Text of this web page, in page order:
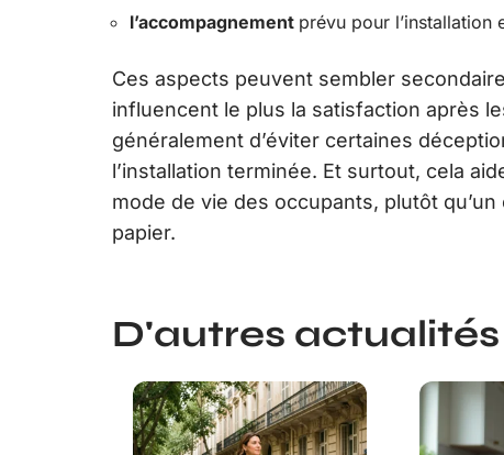
l’accompagnement prévu pour l’installation
Ces aspects peuvent sembler
influencent le plus la satisfaction après
généralement d’éviter certaines
l’installation terminée. Et surtout, cela
mode de vie des occupants, plutôt
papier.
D'autres actualités